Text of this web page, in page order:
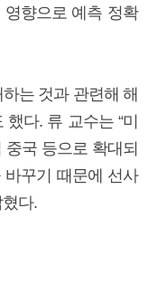
향으로 예측 정확
는 것과 관련해 해
다. 류 교수는 “미
국 등으로 확대되
바꾸기 때문에 선사
다.